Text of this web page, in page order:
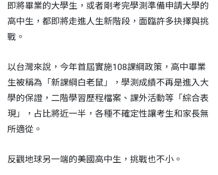
即將畢業的大學生，或者剛考完學測準備申請大學的
高中生，都即將走進人生新階段，面臨許多抉擇與挑
戰。
以台灣來說，今年首屆實施108課綱政策，高中畢業
生被稱為「新課綱白老鼠」，學測成績不再是進入大
學的保證，二階學習歷程檔案、課外活動等「綜合表
現」，占比將近一半，各種不確定性讓考生和家長無
所適從。
反觀地球另一端的美國高中生，挑戰也不小。